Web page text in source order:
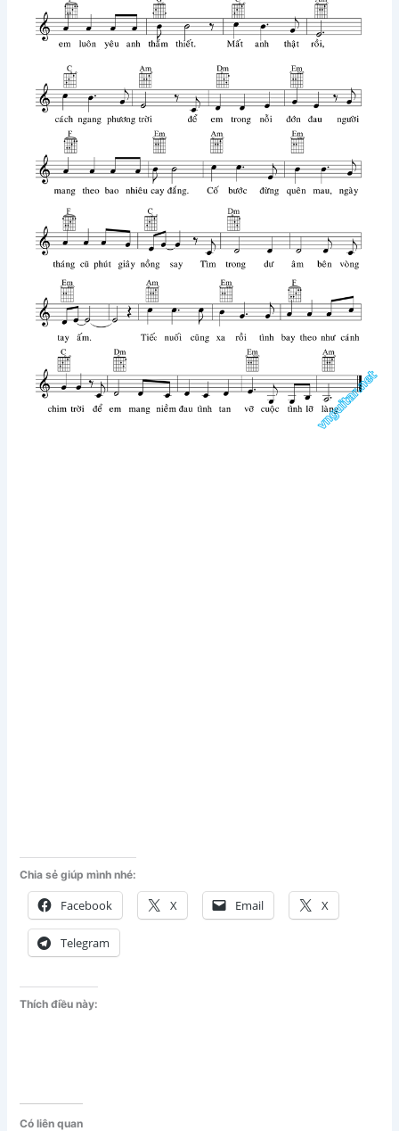
Chia sẻ giúp mình nhé:
Facebook X Email X
Telegram
Thích điều này:
Có liên quan